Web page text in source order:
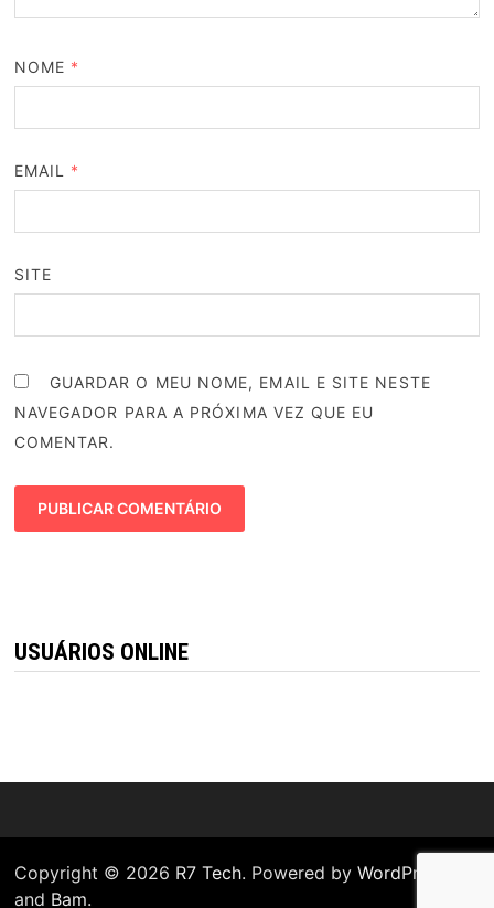
NOME *
EMAIL *
SITE
GUARDAR O MEU NOME, EMAIL E SITE NESTE
NAVEGADOR PARA A PRÓXIMA VEZ QUE EU
COMENTAR.
USUÁRIOS ONLINE
Copyright © 2026 R7 Tech. Powered by WordPress
and Bam.